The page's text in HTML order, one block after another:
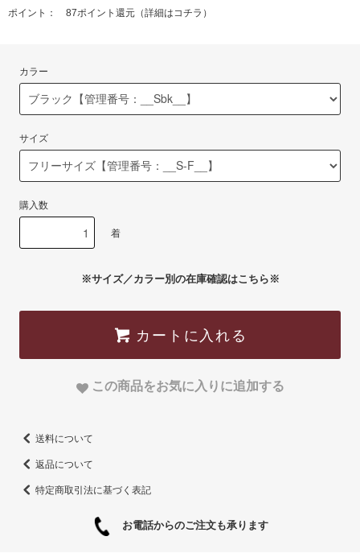
ポイント： 87ポイント還元（詳細はコチラ ）
カラー
サイズ
購入数
着
※サイズ／カラー別の在庫確認はこちら※
カートに入れる
この商品をお気に入りに追加する
送料について
返品について
特定商取引法に基づく表記
お電話からのご注文も承ります